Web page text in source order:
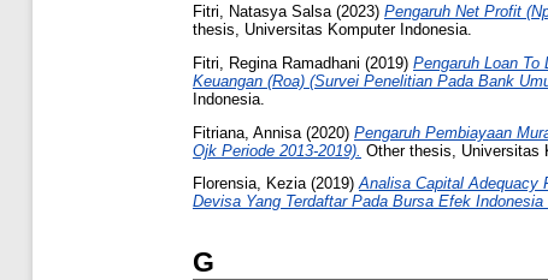
Fitri, Natasya Salsa (2023) Pengaruh Net Profit
thesis, Universitas Komputer Indonesia.
Fitri, Regina Ramadhani (2019) Pengaruh Loan To
Keuangan (Roa) (Survei Penelitian Pada Bank
Indonesia.
Fitriana, Annisa (2020) Pengaruh Pembiayaan
Ojk Periode 2013-2019). Other thesis, Universitas
Florensia, Kezia(2019)Analisa Capital Adequacy
Devisa Yang Terdaftar Pada Bursa Efek Indonesia
G